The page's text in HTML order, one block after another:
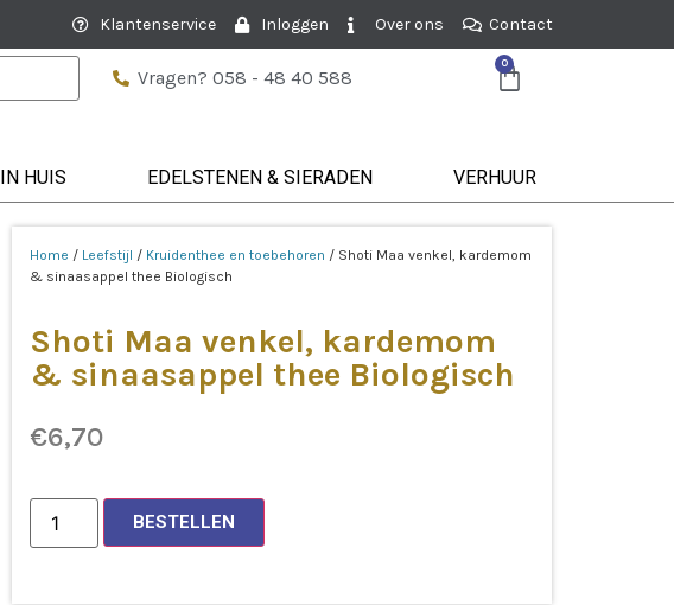
Klantenservice Inloggen Over ons Contact
Vragen? 058 - 48 40 588
0
IN HUIS EDELSTENEN & SIERADEN VERHUUR
Home / Leefstijl / Kruidenthee en toebehoren / Shoti Maa venkel, kardemom
& sinaasappel thee Biologisch
Shoti Maa venkel, kardemom
& sinaasappel thee Biologisch
€6,70
BESTELLEN